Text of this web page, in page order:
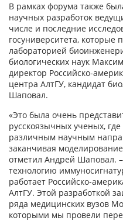
В рамках форума также
научных разработок
числе и последние
госуниверситета,
лабораторией
биологических наук
директор Российско-
центра АлтГУ, кандидат
Шаповал.
«Это была очень
русскоязычных ученых,
различным научным
заканчивая
отметил Андрей Шаповал.
технологию
работает Российско-
АлтГУ. Этой разработкой
ряда медицинских вузов
которыми мы провели